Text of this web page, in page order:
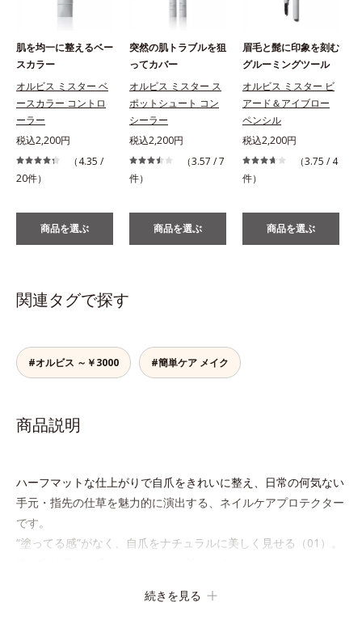
肌を均一に整えるベー
スカラー
オルビス ミスター ベ
ースカラー コントロ
ーラー
税込2,200円
（4.35 /
20件）
商品を選ぶ
突然の肌トラブルを狙
ってカバー
オルビス ミスター ス
ポットシュート コン
シーラー
税込2,200円
（3.57 / 7
件）
商品を選ぶ
眉毛と髭に印象を刻む
グルーミングツール
オルビス ミスター ビ
アード＆アイブロー
ペンシル
税込2,200円
（3.75 / 4
件）
商品を選ぶ
関連タグで探す
#オルビス ～￥3000 #簡単ケア メイク
商品説明
ハーフマットな仕上がりで自爪をきれいに整え、日常の何気ない
手元・指先の仕草を魅力的に演出する、ネイルケアプロテクター
です。
“塗ってる感”がなく、自爪をナチュラルに美しく見せる（01）。
続きを見る